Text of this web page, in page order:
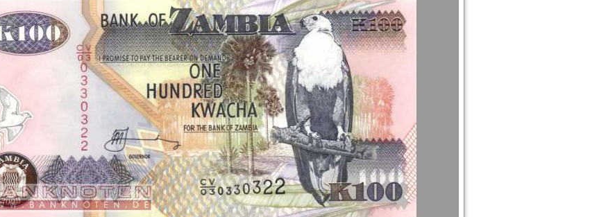
Siehier.